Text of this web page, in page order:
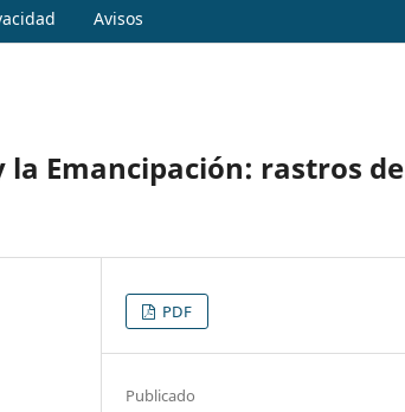
Avisos
Emancipación: rastros de
PDF
Publicado